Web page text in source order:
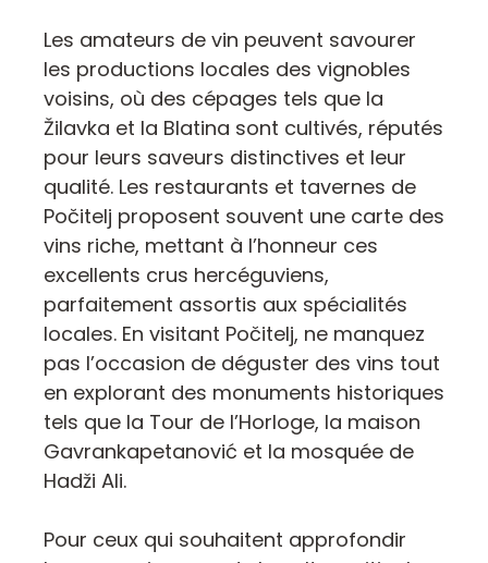
Les amateurs de vin peuvent savourer
les productions locales des vignobles
voisins, où des cépages tels que la
Žilavka et la Blatina sont cultivés, réputés
pour leurs saveurs distinctives et leur
qualité. Les restaurants et tavernes de
Počitelj proposent souvent une carte des
vins riche, mettant à l’honneur ces
excellents crus hercéguviens,
parfaitement assortis aux spécialités
locales. En visitant Počitelj, ne manquez
pas l’occasion de déguster des vins tout
en explorant des monuments historiques
tels que la Tour de l’Horloge, la maison
Gavrankapetanović et la mosquée de
Hadži Ali.
Pour ceux qui souhaitent approfondir